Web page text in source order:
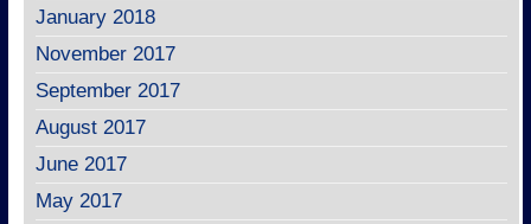
January 2018
November 2017
September 2017
August 2017
June 2017
May 2017